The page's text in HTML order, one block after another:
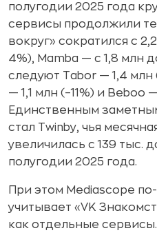
полугодии 2025 года
сервисы продолжили
вокруг» сократился с
4%), Mamba — с 1,8 млн
следуют Tabor — 1,4 млн
— 1,1 млн (–11%) и Beboo
Единственным
стал Twinby, чья
увеличилась с 139 тыс.
полугодии 2025 года.
При этом Mediascope
учитывает «VK
как отдельные